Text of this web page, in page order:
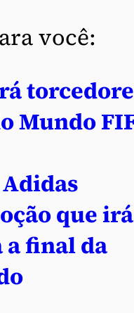
você:
Mundo
Adidas
que irá
a final da